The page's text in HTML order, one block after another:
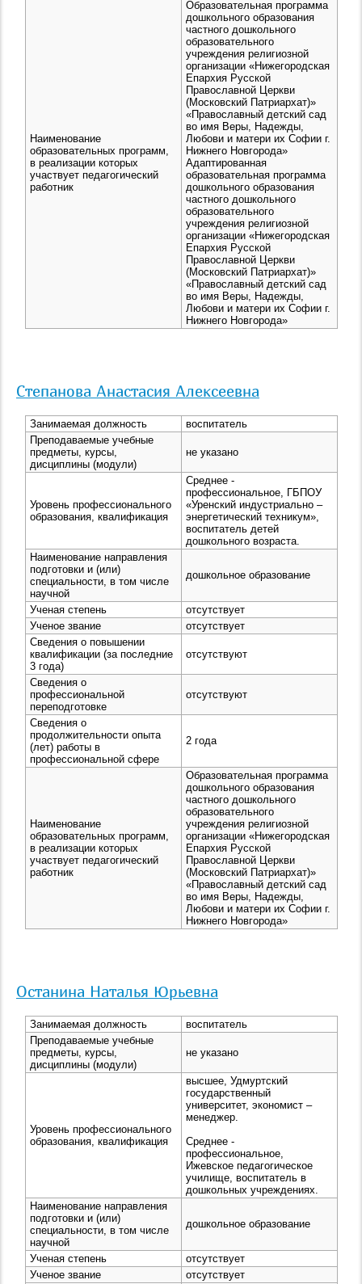
Наименование
образовательных программ,
в реализации которых
участвует педагогический
работник
Образовательная программа
дошкольного образования
частного дошкольного
образовательного
учреждения религиозной
организации «Нижегородская
Епархия Русской
Православной Церкви
(Московский Патриархат)»
«Православный детский сад
во имя Веры, Надежды,
Любови и матери их Софии г.
Нижнего Новгорода»
Адаптированная
образовательная программа
дошкольного образования
частного дошкольного
образовательного
учреждения религиозной
организации «Нижегородская
Епархия Русской
Православной Церкви
(Московский Патриархат)»
«Православный детский сад
во имя Веры, Надежды,
Любови и матери их Софии г.
Нижнего Новгорода»
Степанова Анастасия Алексеевна
Занимаемая должность
воспитатель
Преподаваемые учебные
предметы, курсы,
дисциплины (модули)
не указано
Уровень профессионального
образования, квалификация
Среднее -
профессиональное, ГБПОУ
«Уренский индустриально –
энергетический техникум»,
воспитатель детей
дошкольного возраста.
Наименование направления
подготовки и (или)
специальности, в том числе
научной
дошкольное образование
Ученая степень
отсутствует
Ученое звание
отсутствует
Сведения о повышении
квалификации (за последние
3 года)
отсутствуют
Сведения о
профессиональной
переподготовке
отсутствуют
Сведения о
продолжительности опыта
(лет) работы в
профессиональной сфере
2 года
Наименование
образовательных программ,
в реализации которых
участвует педагогический
работник
Образовательная программа
дошкольного образования
частного дошкольного
образовательного
учреждения религиозной
организации «Нижегородская
Епархия Русской
Православной Церкви
(Московский Патриархат)»
«Православный детский сад
во имя Веры, Надежды,
Любови и матери их Софии г.
Нижнего Новгорода»
Останина Наталья Юрьевна
Занимаемая должность
воспитатель
Преподаваемые учебные
предметы, курсы,
дисциплины (модули)
не указано
Уровень профессионального
образования, квалификация
высшее, Удмуртский
государственный
университет, экономист –
менеджер.
Среднее -
профессиональное,
Ижевское педагогическое
училище, воспитатель в
дошкольных учреждениях.
Наименование направления
подготовки и (или)
специальности, в том числе
научной
дошкольное образование
Ученая степень
отсутствует
Ученое звание
отсутствует